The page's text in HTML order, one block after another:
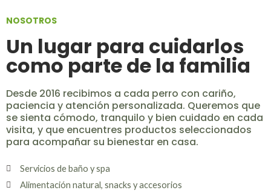
NOSOTROS
Un lugar para cuidarlos
como parte de la familia
Desde 2016 recibimos a cada perro con cariño,
paciencia y atención personalizada. Queremos que
se sienta cómodo, tranquilo y bien cuidado en cada
visita, y que encuentres productos seleccionados
para acompañar su bienestar en casa.
Servicios de baño y spa
Alimentación natural, snacks y accesorios